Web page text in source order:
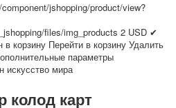
jshopping/product/view?
files/img_products 2 USD ✔
в корзину Перейти в корзину Удалить
параметры
искусство мира
колод карт